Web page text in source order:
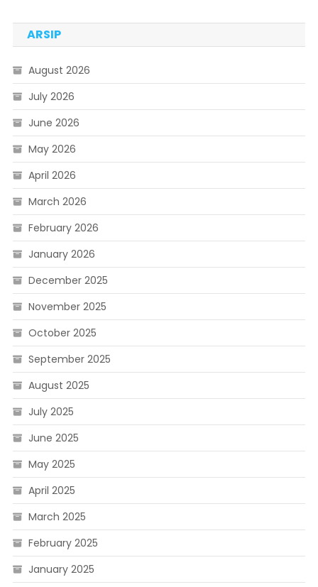
ARSIP
August 2026
July 2026
June 2026
May 2026
April 2026
March 2026
February 2026
January 2026
December 2025
November 2025
October 2025
September 2025
August 2025
July 2025
June 2025
May 2025
April 2025
March 2025
February 2025
January 2025